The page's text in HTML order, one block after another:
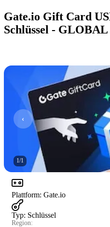
Gate.io Gift Card
Schlüssel - GLOBAL
1/1
Plattform: Gate.io
Typ: Schlüssel
Region: